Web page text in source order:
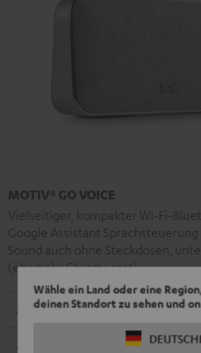
Wähle ein Land oder eine
deinen Standort zu sehen und
MOTIV® GO VOICE
Vielseitiger, kompakter Wi-Fi-
Google Assistant
Sound auch ohne Steckdosen,
(ehemals: Chromecast)
Radio